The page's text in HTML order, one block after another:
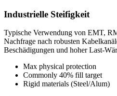
Industrielle Steifigkeit
Typische Verwendung von EMT,
Nachfrage nach robusten
Beschädigungen und hoher Last-
Max physical protection
Commonly 40% fill target
Rigid materials (Steel/Alum)